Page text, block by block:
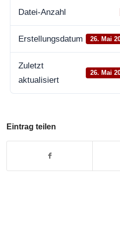
Datei-Anzahl
Erstellungsdatum 26. Mai
Zuletzt
aktualisiert
26. Mai
Eintrag teilen